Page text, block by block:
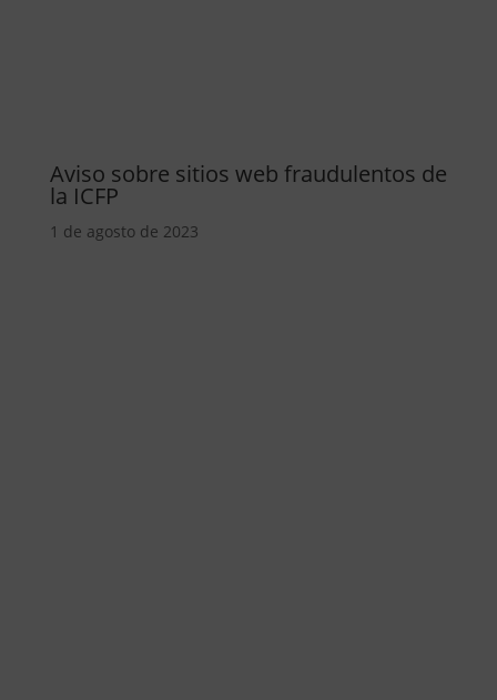
Aviso sobre sitios web fraudulentos de
la ICFP
1 de agosto de 2023